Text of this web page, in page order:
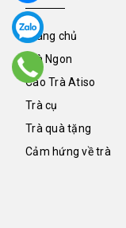
Trang chủ
Trà Ngon
Cao Trà Atiso
Trà cụ
Trà quà tặng
Cảm hứng về trà